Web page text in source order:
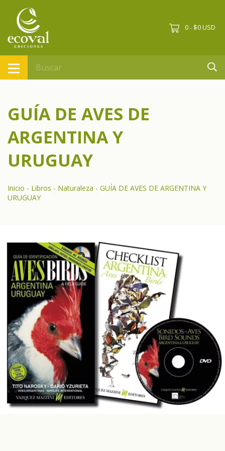
0 - $0 USD
GUÍA DE AVES DE
ARGENTINA Y
URUGUAY
Inicio - Libros - Naturaleza - GUÍA DE AVES DE ARGENTINA Y
URUGUAY